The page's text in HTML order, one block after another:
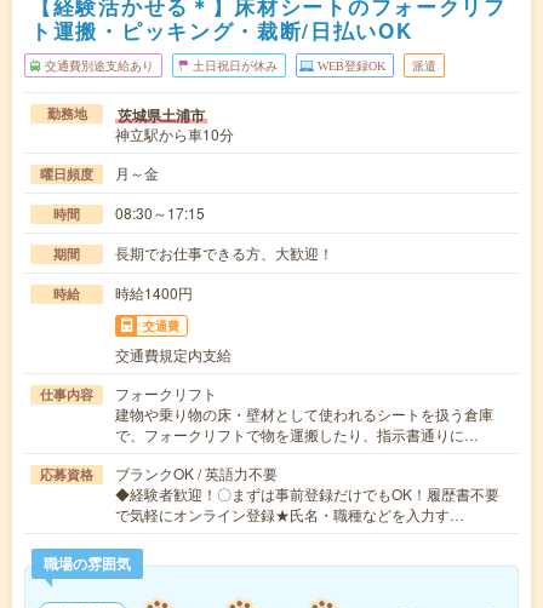
【経験活かせる＊】床材シートのフォークリフ
ト運搬・ピッキング・裁断/日払いOK
交通費別途支給あり 土日祝日が休み WEB登録OK 派遣
勤務地 茨城県土浦市
神立駅から車10分
曜日頻度 月～金
時間 08:30～17:15
期間 長期でお仕事できる方、大歓迎！
時給 時給1400円
交通費
交通費規定内支給
仕事内容
フォークリフト
建物や乗り物の床・壁材として使われるシートを扱う倉庫
で、フォークリフトで物を運搬したり、指示書通りに…
応募資格
ブランクOK / 英語力不要
◆経験者歓迎！〇まずは事前登録だけでもOK！履歴書不要
で気軽にオンライン登録★氏名・職種などを入力す…
職場の雰囲気